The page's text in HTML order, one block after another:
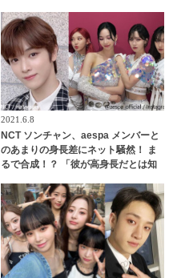
い反応にほっこり
2021.6.8
NCT ソンチャン、aespa メンバーと
のあまりの身長差にネット騒然！ ま
るで合成！？ 「彼が高身長だとは知
ルに一目ぼれする人続出